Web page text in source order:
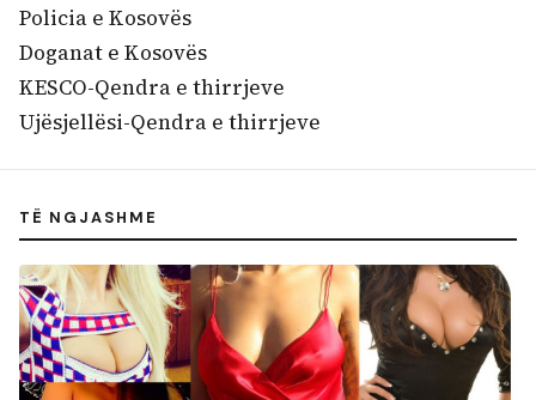
Policia e Kosovës
Doganat e Kosovës
KESCO-Qendra e thirrjeve
Ujësjellësi-Qendra e thirrjeve
TË NGJASHME